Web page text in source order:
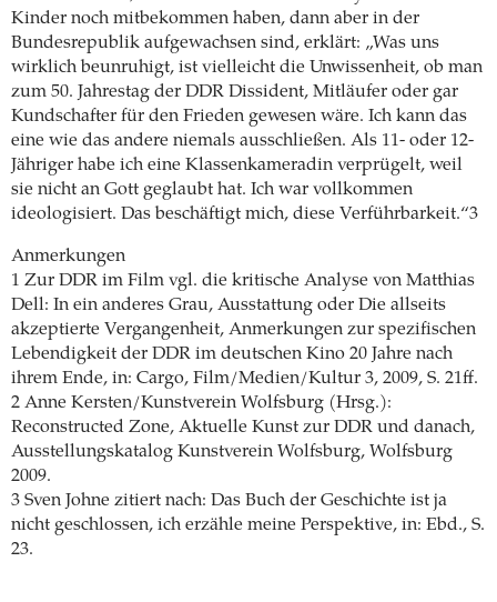
Kinder noch mitbekommen haben, dann aber in der
Bundesrepublik aufgewachsen sind, erklärt: „Was uns
wirklich beunruhigt, ist vielleicht die Unwissenheit, ob man
zum 50. Jahrestag der DDR Dissident, Mitläufer oder gar
Kundschafter für den Frieden gewesen wäre. Ich kann das
eine wie das andere niemals ausschließen. Als 11- oder 12-
Jähriger habe ich eine Klassenkameradin verprügelt, weil
sie nicht an Gott geglaubt hat. Ich war vollkommen
ideologisiert. Das beschäftigt mich, diese Verführbarkeit.“3
Anmerkungen
1 Zur DDR im Film vgl. die kritische Analyse von Matthias
Dell: In ein anderes Grau, Ausstattung oder Die allseits
akzeptierte Vergangenheit, Anmerkungen zur spezifischen
Lebendigkeit der DDR im deutschen Kino 20 Jahre nach
ihrem Ende, in: Cargo, Film/Medien/Kultur 3, 2009, S. 21ff.
2 Anne Kersten/Kunstverein Wolfsburg (Hrsg.):
Reconstructed Zone, Aktuelle Kunst zur DDR und danach,
Ausstellungskatalog Kunstverein Wolfsburg, Wolfsburg
2009.
3 Sven Johne zitiert nach: Das Buch der Geschichte ist ja
nicht geschlossen, ich erzähle meine Perspektive, in: Ebd., S.
23.